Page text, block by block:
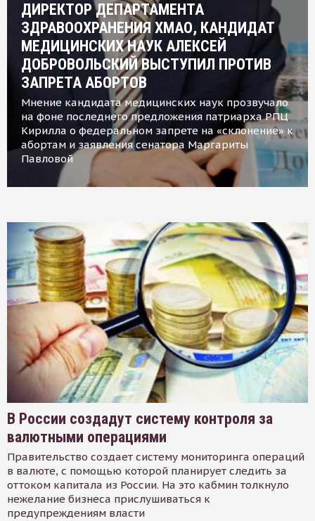
ДИРЕКТОР ДЕПАРТАМЕНТА
ЗДРАВООХРАНЕНИЯ ХМАО, КАНДИДАТ
МЕДИЦИНСКИХ НАУК АЛЕКСЕЙ
ДОБРОВОЛЬСКИЙ ВЫСТУПИЛ ПРОТИВ
ЗАПРЕТА АБОРТОВ
Мнение кандидата медицинских наук прозвучало
на фоне последнего предложения патриарха РПЦ
Кирилла о федеральном запрете на «склонение» к
абортам и заявления сенатора Маргариты
Павловой
В России создадут систему контроля за
валютными операциями
Правительство создает систему мониторинга операций
в валюте, с помощью которой планирует следить за
оттоком капитала из России. На это кабмин толкнуло
нежелание бизнеса прислушиваться к
предупреждениям власти